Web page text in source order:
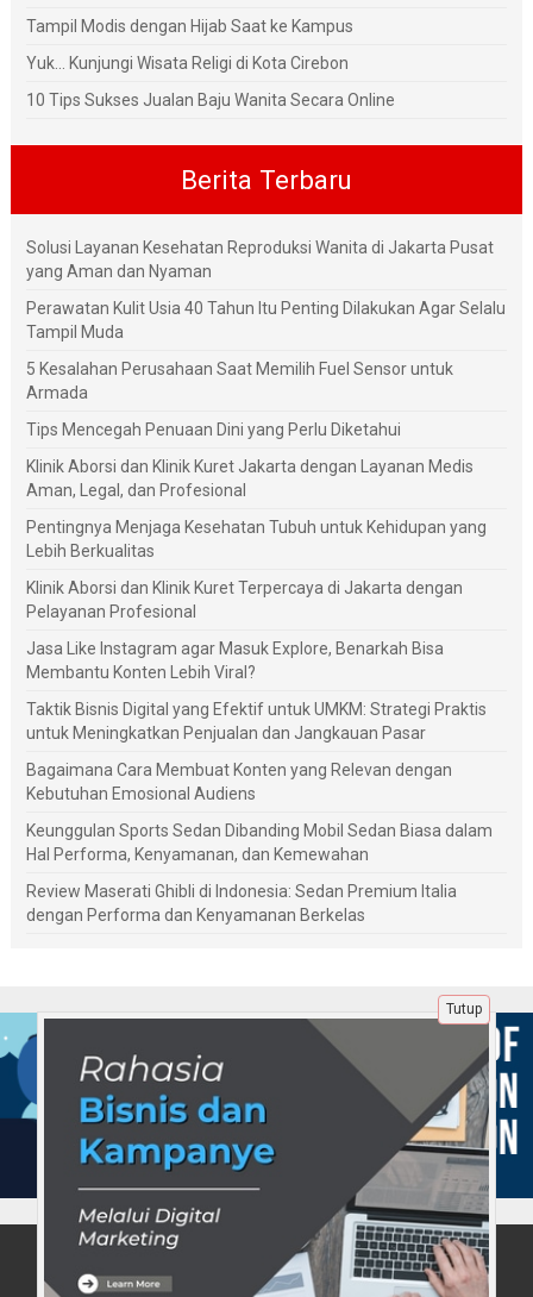
Tampil Modis dengan Hijab Saat ke Kampus
Yuk... Kunjungi Wisata Religi di Kota Cirebon
10 Tips Sukses Jualan Baju Wanita Secara Online
Berita Terbaru
Solusi Layanan Kesehatan Reproduksi Wanita di Jakarta Pusat
yang Aman dan Nyaman
Perawatan Kulit Usia 40 Tahun Itu Penting Dilakukan Agar Selalu
Tampil Muda
5 Kesalahan Perusahaan Saat Memilih Fuel Sensor untuk
Armada
Tips Mencegah Penuaan Dini yang Perlu Diketahui
Klinik Aborsi dan Klinik Kuret Jakarta dengan Layanan Medis
Aman, Legal, dan Profesional
Pentingnya Menjaga Kesehatan Tubuh untuk Kehidupan yang
Lebih Berkualitas
Klinik Aborsi dan Klinik Kuret Terpercaya di Jakarta dengan
Pelayanan Profesional
Jasa Like Instagram agar Masuk Explore, Benarkah Bisa
Membantu Konten Lebih Viral?
Taktik Bisnis Digital yang Efektif untuk UMKM: Strategi Praktis
untuk Meningkatkan Penjualan dan Jangkauan Pasar
Bagaimana Cara Membuat Konten yang Relevan dengan
Kebutuhan Emosional Audiens
Keunggulan Sports Sedan Dibanding Mobil Sedan Biasa dalam
Hal Performa, Kenyamanan, dan Kemewahan
Review Maserati Ghibli di Indonesia: Sedan Premium Italia
dengan Performa dan Kenyamanan Berkelas
Tentang Kami
Tutup